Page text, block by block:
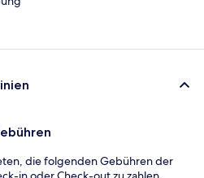
die folgenden Gebühren der